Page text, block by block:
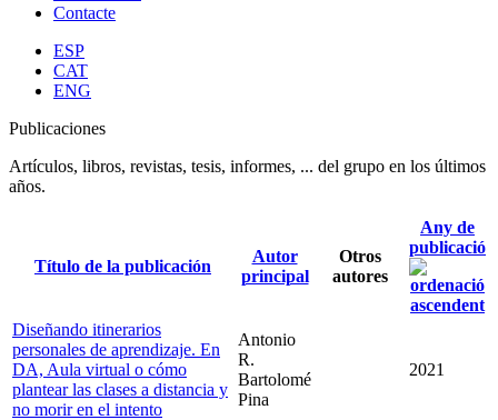
Contacte
ESP
CAT
ENG
Publicaciones
Artículos, libros, revistas, tesis, informes, ... del grupo en los últimos
años.
Título de la publicación
Autor
principal
Otros
autores
Any de
publicació
Diseñando itinerarios
personales de aprendizaje. En
DA, Aula virtual o cómo
plantear las clases a distancia y
no morir en el intento
Antonio
R.
Bartolomé
Pina
2021